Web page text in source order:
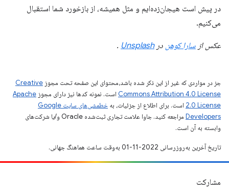
در پیش است هیجان‌زده‌ایم و مثل همیشه، از بازخورد شما استقبال
می‌کنیم.
عکس از سارا کوهن درUnsplash
.
جز در مواردی که غیر از این ذکر شده باشد،‌محتوای این صفحه تحت مجوز Creative
Commons Attribution 4.0 License است. نمونه کدها نیز دارای مجوز Apache
2.0 License است. برای اطلاع از جزئیات، به
خطمشی‌های سایت Google
Developers‏
مراجعه کنید. جاوا علامت تجاری ثبت‌شده Oracle و/یا شرکت‌های
وابسته به آن است.
تاریخ آخرین به‌روزرسانی 2022-11-01 به‌وقت ساعت هماهنگ جهانی.
مشارکت